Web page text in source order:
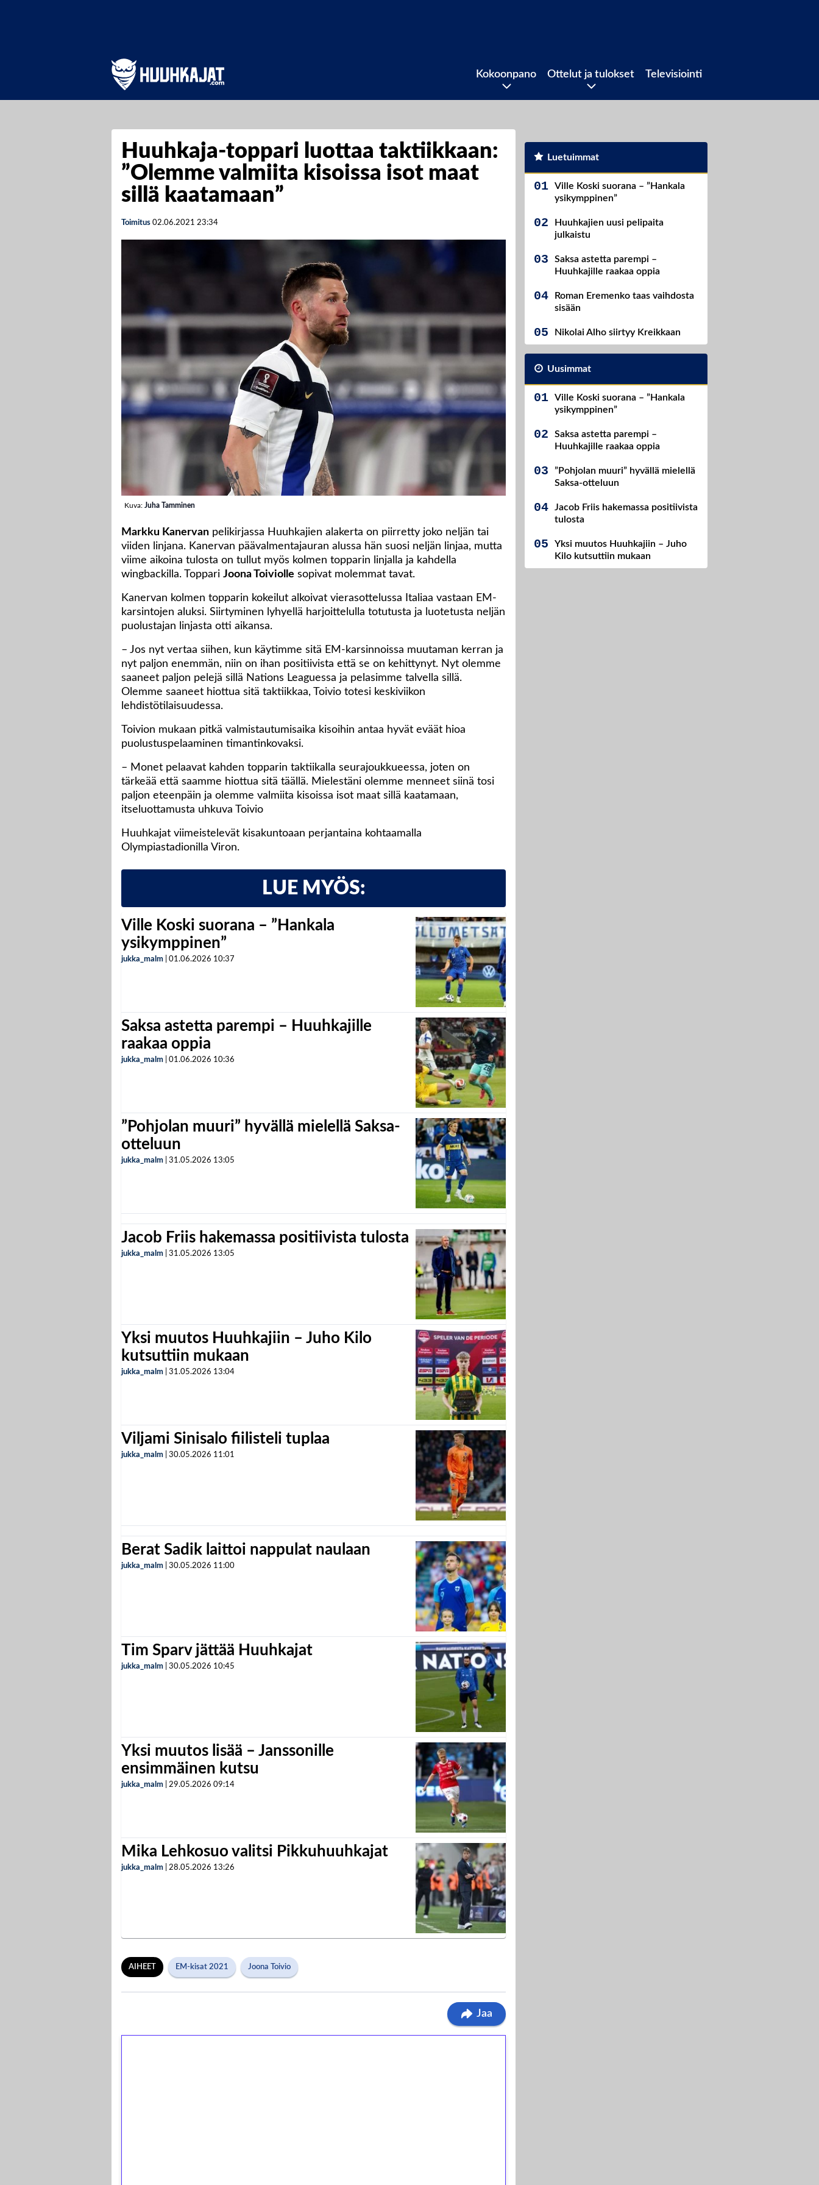
Kokoonpano Ottelut ja tulokset Televisiointi
Huuhkaja-toppari luottaa taktiikkaan:
”Olemme valmiita kisoissa isot maat
sillä kaatamaan”
Toimitus 02.06.2021 23:34
Kuva: Juha Tamminen
Markku Kanervan pelikirjassa Huuhkajien alakerta on piirretty joko neljän tai
viiden linjana. Kanervan päävalmentajauran alussa hän suosi neljän linjaa, mutta
viime aikoina tulosta on tullut myös kolmen topparin linjalla ja kahdella
wingbackilla. Toppari Joona Toiviolle sopivat molemmat tavat.
Kanervan kolmen topparin kokeilut alkoivat vierasottelussa Italiaa vastaan EM-
karsintojen aluksi. Siirtyminen lyhyellä harjoittelulla totutusta ja luotetusta neljän
puolustajan linjasta otti aikansa.
– Jos nyt vertaa siihen, kun käytimme sitä EM-karsinnoissa muutaman kerran ja
nyt paljon enemmän, niin on ihan positiivista että se on kehittynyt. Nyt olemme
saaneet paljon pelejä sillä Nations Leaguessa ja pelasimme talvella sillä.
Olemme saaneet hiottua sitä taktiikkaa, Toivio totesi keskiviikon
lehdistötilaisuudessa.
Toivion mukaan pitkä valmistautumisaika kisoihin antaa hyvät eväät hioa
puolustuspelaaminen timantinkovaksi.
– Monet pelaavat kahden topparin taktiikalla seurajoukkueessa, joten on
tärkeää että saamme hiottua sitä täällä. Mielestäni olemme menneet siinä tosi
paljon eteenpäin ja olemme valmiita kisoissa isot maat sillä kaatamaan,
itseluottamusta uhkuva Toivio
Huuhkajat viimeistelevät kisakuntoaan perjantaina kohtaamalla
Olympiastadionilla Viron.
LUE MYÖS:
Ville Koski suorana – ”Hankala
ysikymppinen”
jukka_malm 01.06.2026 10:37
Saksa astetta parempi – Huuhkajille
raakaa oppia
jukka_malm 01.06.2026 10:36
”Pohjolan muuri” hyvällä mielellä Saksa-
otteluun
jukka_malm 31.05.2026 13:05
Jacob Friis hakemassa positiivista tulosta
jukka_malm 31.05.2026 13:05
Yksi muutos Huuhkajiin – Juho Kilo
kutsuttiin mukaan
jukka_malm 31.05.2026 13:04
Viljami Sinisalo fiilisteli tuplaa
jukka_malm 30.05.2026 11:01
Berat Sadik laittoi nappulat naulaan
jukka_malm 30.05.2026 11:00
Tim Sparv jättää Huuhkajat
jukka_malm 30.05.2026 10:45
Yksi muutos lisää – Janssonille
ensimmäinen kutsu
jukka_malm 29.05.2026 09:14
Mika Lehkosuo valitsi Pikkuhuuhkajat
jukka_malm 28.05.2026 13:26
AIHEET EM-kisat 2021 Joona Toivio
Jaa
Luetuimmat
Ville Koski suorana – ”Hankala
ysikymppinen”
Huuhkajien uusi pelipaita
julkaistu
Saksa astetta parempi –
Huuhkajille raakaa oppia
Roman Eremenko taas vaihdosta
sisään
Nikolai Alho siirtyy Kreikkaan
Uusimmat
Ville Koski suorana – ”Hankala
ysikymppinen”
Saksa astetta parempi –
Huuhkajille raakaa oppia
”Pohjolan muuri” hyvällä mielellä
Saksa-otteluun
Jacob Friis hakemassa positiivista
tulosta
Yksi muutos Huuhkajiin – Juho
Kilo kutsuttiin mukaan